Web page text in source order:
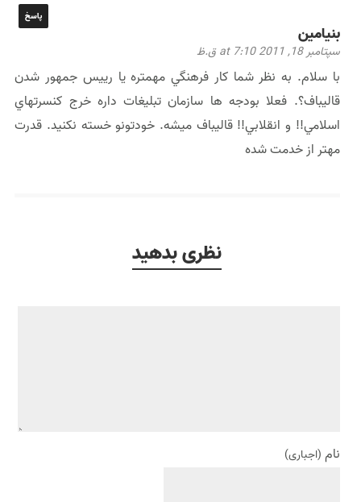
بنيامين
سپتامبر 18, 2011 at 7:10 ق.ظ
پاسخ
با سلام. به نظر شما كار فرهنگي مهمتره يا رييس جمهور شدن
قاليباف؟. فعلا بودجه ها سازمان تبليغات داره خرج كنسرتهاي
اسلامي!! و انقلابي!! قاليباف ميشه. خودتونو خسته نكنيد. قدرت
مهتر از خدمت شده
نظری بدهید
نام (اجباری)